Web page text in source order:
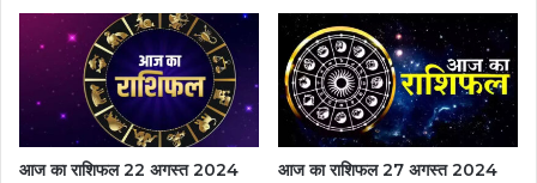
आज का राशिफल 22 अगस्त 2024 आज का राशिफल 27 अगस्त 2024